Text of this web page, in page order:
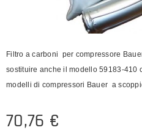
Filtro a carboni per compressore
sostituire anche il modello 59183-410
modelli di compressori Bauer a
70,76 €